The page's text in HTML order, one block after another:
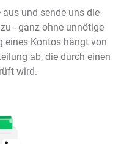
und sende uns die
- ganz ohne unnötige
eines Kontos hängt von
ab, die durch einen
wird.